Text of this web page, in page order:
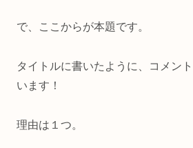
で、ここからが本題です。
タイトルに書いたように、コメン
います！
理由は１つ。